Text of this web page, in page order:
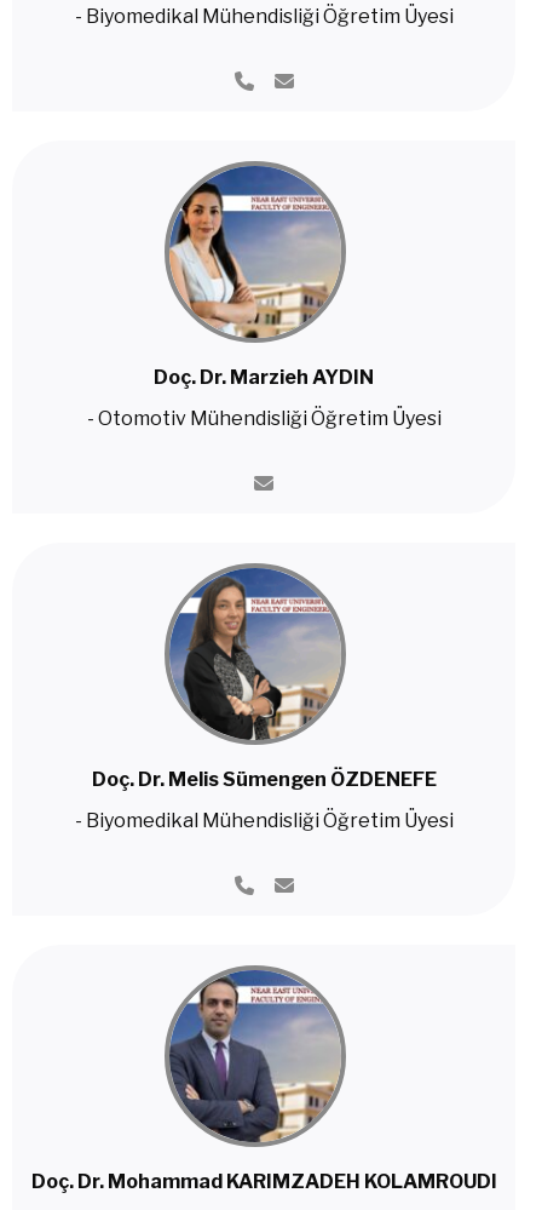
- Biyomedikal Mühendisliği Öğretim Üyesi
Doç. Dr. Marzieh AYDIN
- Otomotiv Mühendisliği Öğretim Üyesi
Doç. Dr. Melis Sümengen ÖZDENEFE
- Biyomedikal Mühendisliği Öğretim Üyesi
Doç. Dr. Mohammad KARIMZADEH KOLAMROUDI